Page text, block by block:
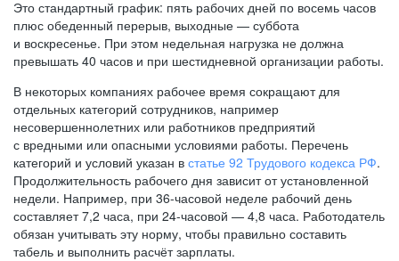
Это стандартный график: пять рабочих дней по восемь часов
плюс обеденный перерыв, выходные — суббота
и воскресенье. При этом недельная нагрузка не должна
превышать 40 часов и при шестидневной организации работы.
В некоторых компаниях рабочее время сокращают для
отдельных категорий сотрудников, например
несовершеннолетних или работников предприятий
с вредными или опасными условиями работы. Перечень
категорий и условий указан в статье 92 Трудового кодекса РФ.
Продолжительность рабочего дня зависит от установленной
недели. Например, при 36-часовой неделе рабочий день
составляет 7,2 часа, при 24-часовой — 4,8 часа. Работодатель
обязан учитывать эту норму, чтобы правильно составить
табель и выполнить расчёт зарплаты.